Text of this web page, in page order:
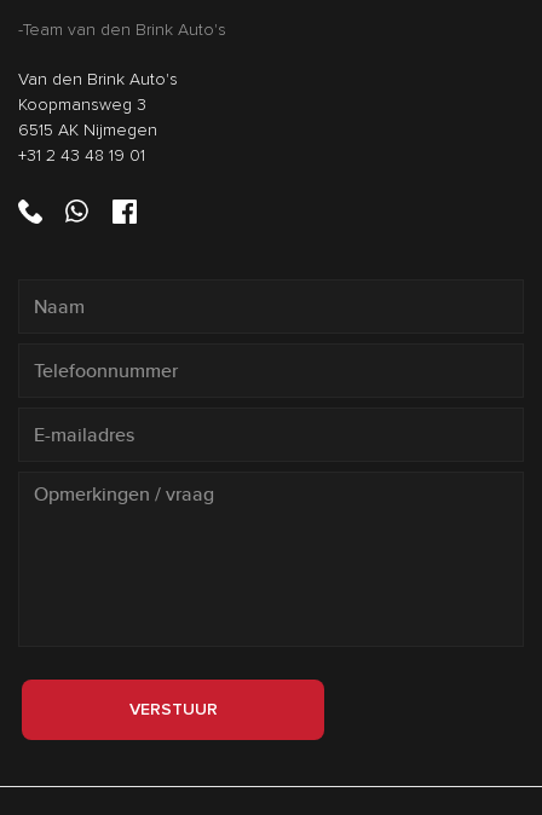
-Team van den Brink Auto's
Van den Brink Auto's
Koopmansweg 3
6515 AK Nijmegen
+31 2 43 48 19 01
VERSTUUR